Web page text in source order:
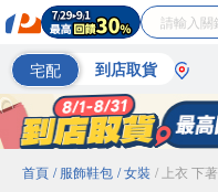
宅配 到店取貨
首頁 / 服飾鞋包 / 女裝 / 上衣 下著